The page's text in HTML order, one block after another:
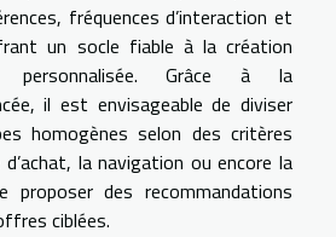
fréquences d’interaction et
un socle fiable à la création
personnalisée. Grâce à la
il est envisageable de diviser
homogènes selon des critères
la navigation ou encore la
proposer des recommandations
ciblées.